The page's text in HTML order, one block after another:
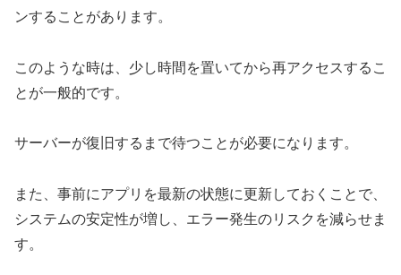
ンすることがあります。
このような時は、少し時間を置いてから再アクセスするこ
とが一般的です。
サーバーが復旧するまで待つことが必要になります。
また、事前にアプリを最新の状態に更新しておくことで、
システムの安定性が増し、エラー発生のリスクを減らせま
す。